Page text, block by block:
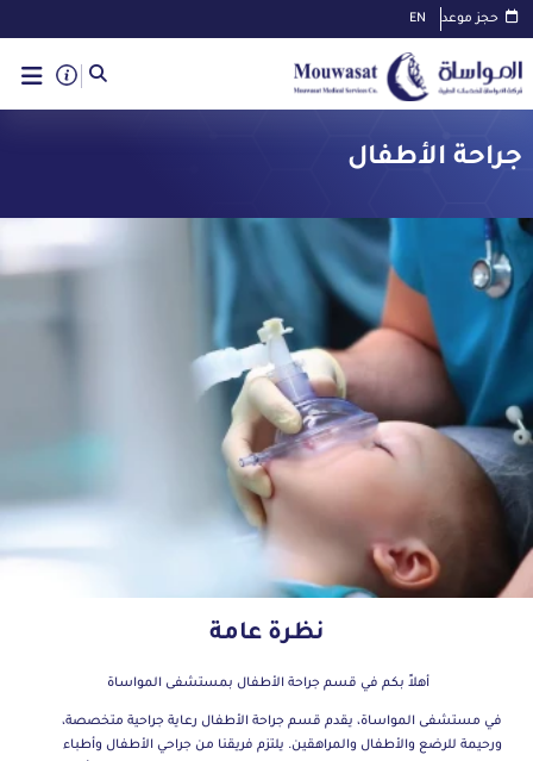
حجز موعد EN
جراحة الأطفال
نظرة عامة
أهلاً بكم في قسم جراحة الأطفال بمستشفى المواساة
في مستشفى المواساة، يقدم قسم جراحة الأطفال رعاية جراحية متخصصة،
ورحيمة للرضع والأطفال والمراهقين. يلتزم فريقنا من جراحي الأطفال وأطباء